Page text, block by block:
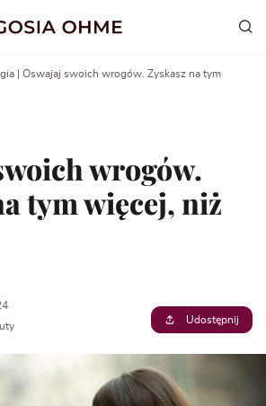
Oswajaj swoich wrogów. Zyskasz na tym
wrogów.
tym więcej, niż
Udostępnij